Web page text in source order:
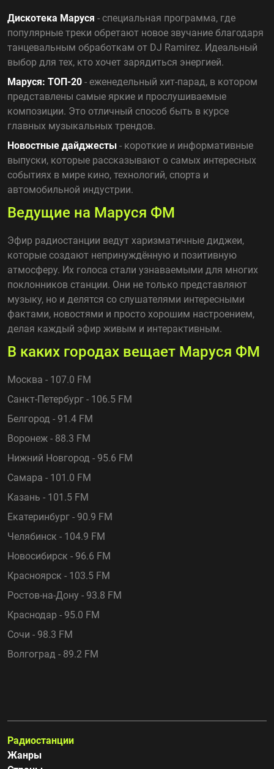
Дискотека Маруся - специальная программа, где
популярные треки обретают новое звучание благодаря
танцевальным обработкам от DJ Ramirez. Идеальный
выбор для тех, кто хочет зарядиться энергией.
Маруся: ТОП-20 - еженедельный хит-парад, в котором
представлены самые яркие и прослушиваемые
композиции. Это отличный способ быть в курсе
главных музыкальных трендов.
Новостные дайджесты - короткие и информативные
выпуски, которые рассказывают о самых интересных
событиях в мире кино, технологий, спорта и
автомобильной индустрии.
Ведущие на Маруся ФМ
Эфир радиостанции ведут харизматичные диджеи,
которые создают непринуждённую и позитивную
атмосферу. Их голоса стали узнаваемыми для многих
поклонников станции. Они не только представляют
музыку, но и делятся со слушателями интересными
фактами, новостями и просто хорошим настроением,
делая каждый эфир живым и интерактивным.
В каких городах вещает Маруся ФМ
Москва - 107.0 FM
Санкт-Петербург - 106.5 FM
Белгород - 91.4 FM
Воронеж - 88.3 FM
Нижний Новгород - 95.6 FM
Самара - 101.0 FM
Казань - 101.5 FM
Екатеринбург - 90.9 FM
Челябинск - 104.9 FM
Новосибирск - 96.6 FM
Красноярск - 103.5 FM
Ростов-на-Дону - 93.8 FM
Краснодар - 95.0 FM
Сочи - 98.3 FM
Волгоград - 89.2 FM
Радиостанции
Жанры